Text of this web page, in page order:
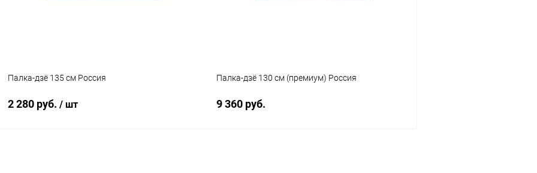
бук сукупира
Палка-дзё 135 см Россия
2 280 руб. / шт
Палка-дзё 130 см (премиум) Россия
9 360 руб.